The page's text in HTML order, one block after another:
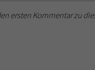
ersten Kommentar zu